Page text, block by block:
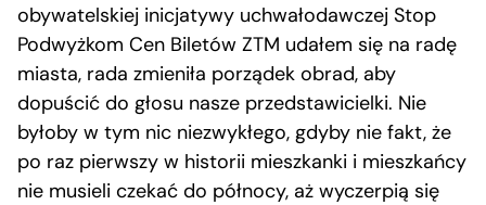
obywatelskiej inicjatywy uchwałodawczej Stop
Podwyżkom Cen Biletów ZTM udałem się na radę
miasta, rada zmieniła porządek obrad, aby
dopuścić do głosu nasze przedstawicielki. Nie
byłoby w tym nic niezwykłego, gdyby nie fakt, że
po raz pierwszy w historii mieszkanki i mieszkańcy
nie musieli czekać do północy, aż wyczerpią się